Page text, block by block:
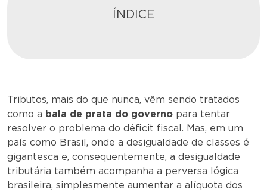
ÍNDICE
Tributos, mais do que nunca, vêm sendo tratados
como a bala de prata do governo para tentar
resolver o problema do déficit fiscal. Mas, em um
país como Brasil, onde a desigualdade de classes é
gigantesca e, consequentemente, a desigualdade
tributária também acompanha a perversa lógica
brasileira, simplesmente aumentar a alíquota dos